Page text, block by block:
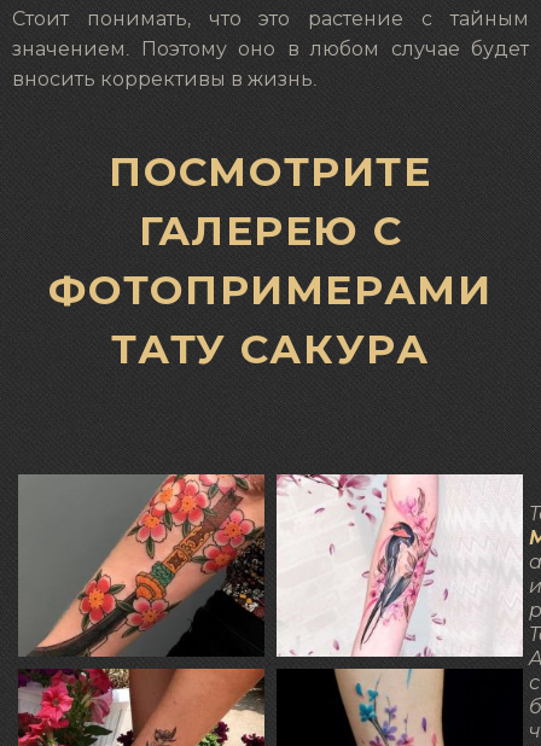
Стоит понимать, что это растение с тайным
значением. Поэтому оно в любом случае будет
вносить коррективы в жизнь.
ПОСМОТРИТЕ
ГАЛЕРЕЮ С
ФОТОПРИМЕРАМИ
ТАТУ САКУРА
и
с